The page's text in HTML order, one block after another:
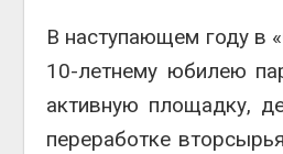
В наступающем году в
10-летнему юбилею
активную площадку,
переработке